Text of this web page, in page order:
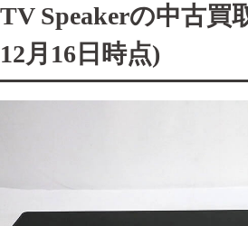
TV Speakerの中古買
12月16日時点)